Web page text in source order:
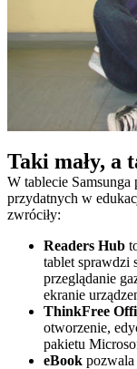
Taki mały,
W tablecie
przydatnych w
zwróciły:
Readers Hub
tablet sprawdzi
przeglądanie
ekranie
ThinkFree
otworzenie,
pakietu
eBook pozwala